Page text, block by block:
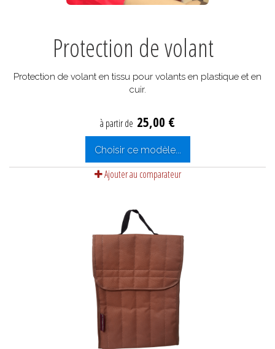
Protection de volant
Protection de volant en tissu pour volants en plastique et en
cuir.
à partir de 25,00 €
Choisir ce modèle...
Ajouter au comparateur